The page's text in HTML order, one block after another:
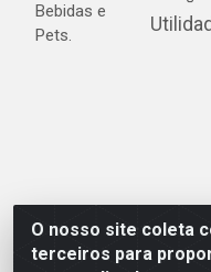
O nosso site coleta
terceiros para
Bebidas e
Pets.
Cardeal Distribuidora
do Moura -